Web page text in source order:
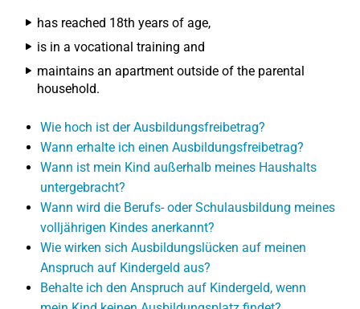
has reached 18th years of age,
is in a vocational training and
maintains an apartment outside of the parental
household.
Wie hoch ist der Ausbildungsfreibetrag?
Wann erhalte ich einen Ausbildungsfreibetrag?
Wann ist mein Kind außerhalb meines Haushalts
untergebracht?
Wann wird die Berufs- oder Schulausbildung meines
volljährigen Kindes anerkannt?
Wie wirken sich Ausbildungslücken auf meinen
Anspruch auf Kindergeld aus?
Behalte ich den Anspruch auf Kindergeld, wenn